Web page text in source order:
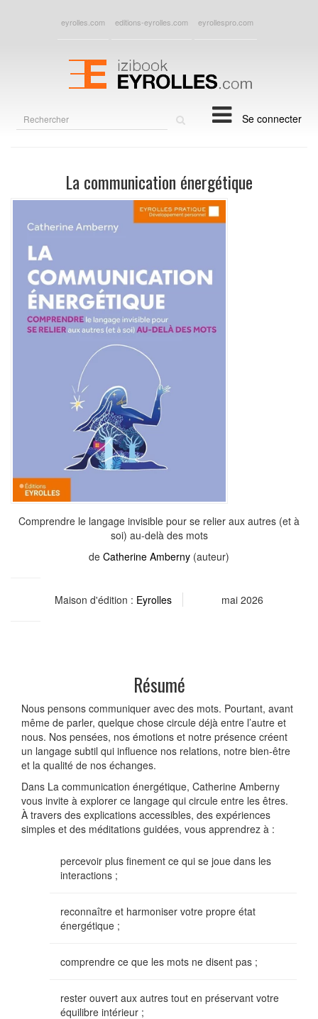
eyrolles.com editions-eyrolles.com eyrollespro.com
Se connecter
La communication énergétique
Comprendre le langage invisible pour se relier aux autres (et à
soi) au-delà des mots
de Catherine Amberny (auteur)
Maison d'édition : Eyrolles mai 2026
Résumé
Nous pensons communiquer avec des mots. Pourtant, avant
même de parler, quelque chose circule déjà entre l’autre et
nous. Nos pensées, nos émotions et notre présence créent
un langage subtil qui influence nos relations, notre bien-être
et la qualité de nos échanges.
Dans La communication énergétique, Catherine Amberny
vous invite à explorer ce langage qui circule entre les êtres.
À travers des explications accessibles, des expériences
simples et des méditations guidées, vous apprendrez à :
percevoir plus finement ce qui se joue dans les
interactions ;
reconnaître et harmoniser votre propre état
énergétique ;
comprendre ce que les mots ne disent pas ;
rester ouvert aux autres tout en préservant votre
équilibre intérieur ;